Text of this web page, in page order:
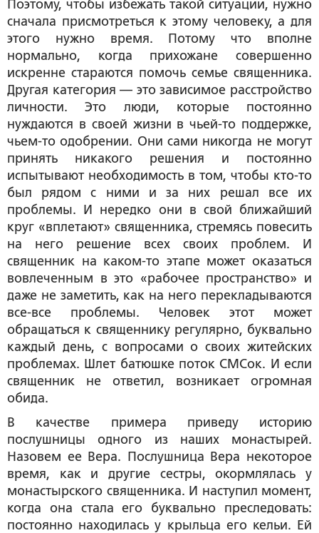
Поэтому, чтобы избежать такой ситуации, нужно
сначала присмотреться к этому человеку, а для
этого нужно время. Потому что вполне
нормально, когда прихожане совершенно
искренне стараются помочь семье священника.
Другая категория — это зависимое расстройство
личности. Это люди, которые постоянно
нуждаются в своей жизни в чьей-то поддержке,
чьем-то одобрении. Они сами никогда не могут
принять никакого решения и постоянно
испытывают необходимость в том, чтобы кто-то
был рядом с ними и за них решал все их
проблемы. И нередко они в свой ближайший
круг «вплетают» священника, стремясь повесить
на него решение всех своих проблем. И
священник на каком-то этапе может оказаться
вовлеченным в это «рабочее пространство» и
даже не заметить, как на него перекладываются
все-все проблемы. Человек этот может
обращаться к священнику регулярно, буквально
каждый день, с вопросами о своих житейских
проблемах. Шлет батюшке поток СМСок. И если
священник не ответил, возникает огромная
обида.
В качестве примера приведу историю
послушницы одного из наших монастырей.
Назовем ее Вера. Послушница Вера некоторое
время, как и другие сестры, окормлялась у
монастырского священника. И наступил момент,
когда она стала его буквально преследовать:
постоянно находилась у крыльца его кельи. Ей